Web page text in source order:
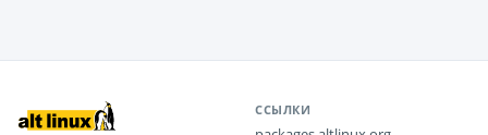
ССЫЛКИ